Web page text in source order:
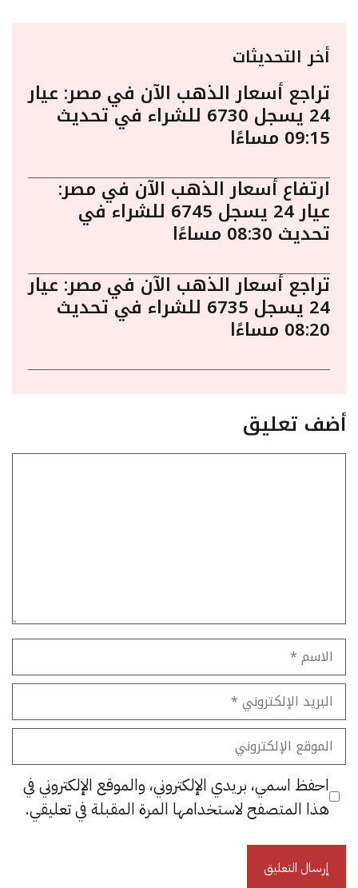
أخر التحديثات
تراجع أسعار الذهب الآن في مصر: عيار
24 يسجل 6730 للشراء في تحديث
09:15 مساءًا
ارتفاع أسعار الذهب الآن في مصر:
عيار 24 يسجل 6745 للشراء في
تحديث 08:30 مساءًا
تراجع أسعار الذهب الآن في مصر: عيار
24 يسجل 6735 للشراء في تحديث
08:20 مساءًا
أضف تعليق
الاسم
البريد
الإلكتروني
الموقع
الإلكتروني
احفظ اسمي، بريدي الإلكتروني، والموقع الإلكتروني في
هذا المتصفح لاستخدامها المرة المقبلة في تعليقي.